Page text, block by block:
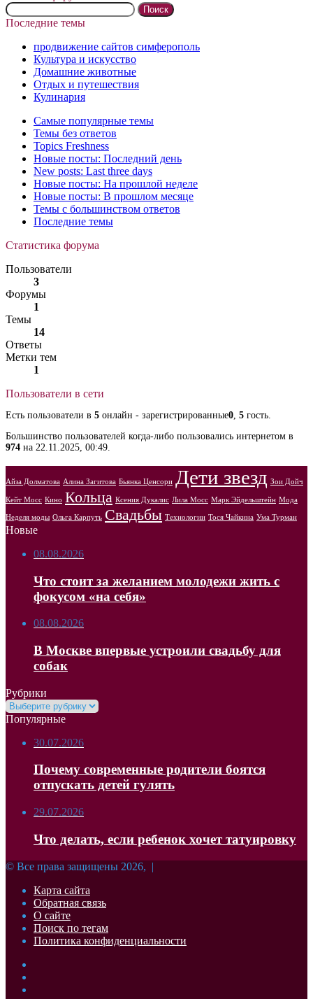
Поиск:
Последние темы
продвижение сайтов симферополь
Культура и искусство
Домашние животные
Отдых и путешествия
Кулинария
Самые популярные темы
Темы без ответов
Topics Freshness
Новые посты: Последний день
New posts: Last three days
Новые посты: На прошлой неделе
Новые посты: В прошлом месяце
Темы с большинством ответов
Последние темы
Статистика форума
Пользователи
3
Форумы
1
Темы
14
Ответы
Метки тем
1
Пользователи в сети
Есть пользователи в 5 онлайн - зарегистрированные0 5 гость.
Большинство пользователей когда-либо пользовались интернетом в
974 на 22.11.2025, 00:49.
Айза Долматова Алина Загитова Бьянка Ценсори Дети звезд Зои Дойч
Кейт Мосс Кино Кольца Ксения Дукалис Лила Мосс Марк Эйдельштейн Мода
Неделя моды Ольга Карпуть Свадьбы Технологии Тося Чайкина Ума Турман
Новые
08.08.2026
Что стоит за желанием молодежи жить с
фокусом «на себя»
08.08.2026
В Москве впервые устроили свадьбу для
собак
Рубрики
Рубрики
Популярные
30.07.2026
Почему современные родители боятся
отпускать детей гулять
29.07.2026
Что делать, если ребенок хочет татуировку
© Все права защищены 2026, |
Карта сайта
Обратная связь
О сайте
Поиск по тегам
Политика конфиденциальности